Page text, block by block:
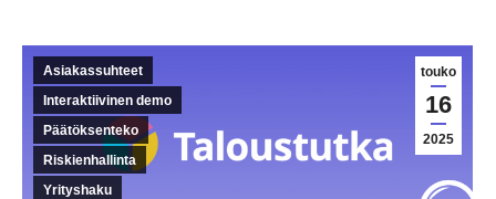
touko
16
2025
Asiakassuhteet
Interaktiivinen demo
Päätöksenteko
Riskienhallinta
Yrityshaku